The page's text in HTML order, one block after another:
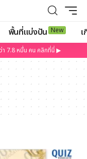
พื้นที่แบ่งปัน New
า 7.8 หมื่น คน คลิกที่นี่ ▶